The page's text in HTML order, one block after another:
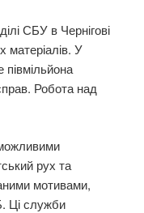
СБУ в Чернігові
матеріалів. У
півмільйона
Робота над
рух та
мотивами,
Ці служби